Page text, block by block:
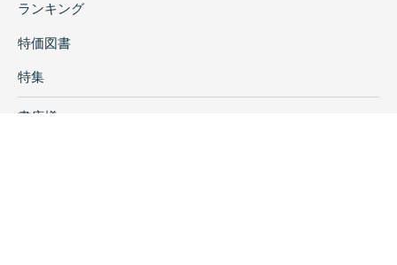
ランキング
特価図書
特集
書店様へ